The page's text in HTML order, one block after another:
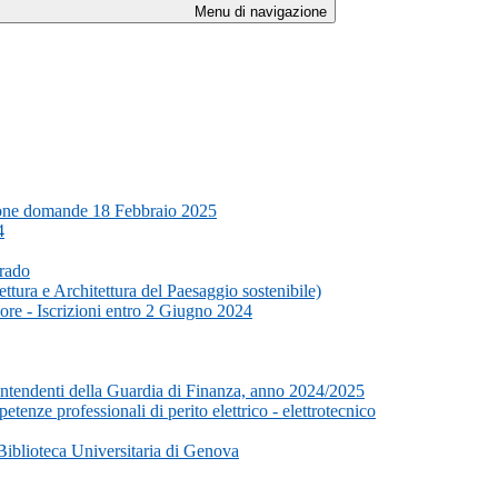
Menu di navigazione
domande 18 Febbraio 2025
e Architettura del Paesaggio sostenibile)
- Iscrizioni entro 2 Giugno 2024
della Guardia di Finanza, anno 2024/2025
professionali di perito elettrico - elettrotecnico
Universitaria di Genova